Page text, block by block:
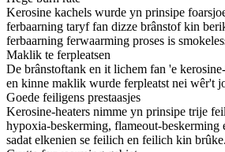
Kerosine kachels wurde yn prinsipe
ferbaarning taryf fan dizze brânstof kin
ferbaarning ferwaarming proses is
Maklik te ferpleatsen
De brânstoftank en it lichem fan 'e
en kinne maklik wurde ferpleatst nei wêr't
Goede feiligens prestaasjes
Kerosine-heaters nimme yn prinsipe trije
hypoxia-beskerming, flameout-beskerming
sadat elkenien se feilich en feilich kin brûke.